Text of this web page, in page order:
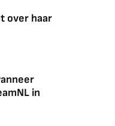
over haar
in